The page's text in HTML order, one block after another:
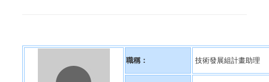
職稱： 技術發展組計